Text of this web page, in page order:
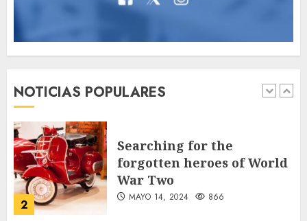
NOTICIAS POPULARES
2
Searching for the
forgotten heroes of World
MAYO 14, 2024
3
What’s Scarier Than the
Sex Talk? Its About Weight
MAYO 14, 2024